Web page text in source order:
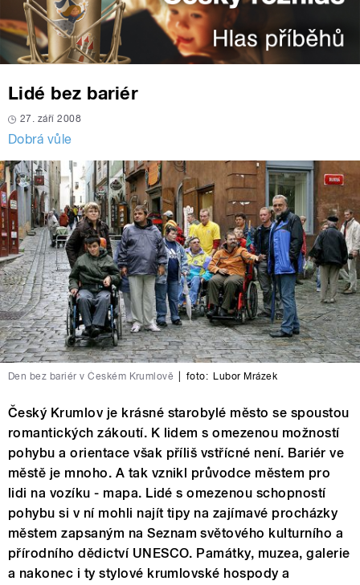
Lidé bez bariér
27. září 2008
Dobrá vůle
Den bez bariér v Českém Krumlově foto: Lubor Mrázek
Český Krumlov je krásné starobylé město se spoustou
romantických zákoutí. K lidem s omezenou možností
pohybu a orientace však příliš vstřícné není. Bariér ve
městě je mnoho. A tak vznikl průvodce městem pro
lidi na vozíku - mapa. Lidé s omezenou schopností
pohybu si v ní mohli najít tipy na zajímavé procházky
městem zapsaným na Seznam světového kulturního a
přírodního dědictví UNESCO. Památky, muzea, galerie
a nakonec i ty stylové krumlovské hospody a